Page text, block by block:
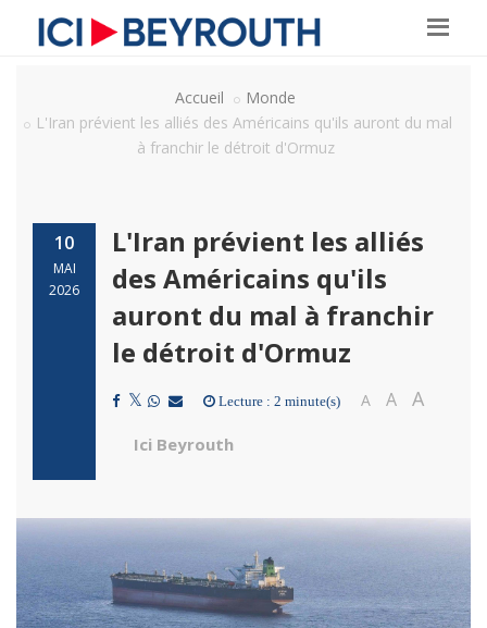
Accueil
Monde
L'Iran prévient les alliés des Américains qu'ils auront du mal
à franchir le détroit d'Ormuz
10
MAI
2026
L'Iran prévient les alliés
des Américains qu'ils
auront du mal à franchir
le détroit d'Ormuz
Lecture : 2 minute(s) A A A
Ici Beyrouth